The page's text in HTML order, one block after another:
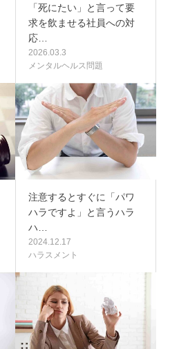
「死にたい」と言って要
求を飲ませる社員への対
応…
2026.03.3
メンタルヘルス問題
注意するとすぐに「パワ
ハラですよ」と言うハラ
ハ…
2024.12.17
ハラスメント